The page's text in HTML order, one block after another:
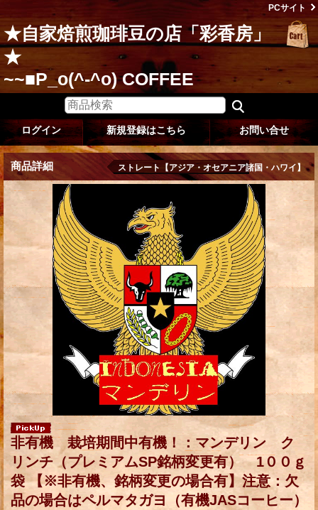
PCサイト
★自家焙煎珈琲豆の店「彩香房」
★
~~■P_o(^-^o) COFFEE
ログイン 新規登録はこちら お問い合せ
商品詳細 ストレート【アジア・オセアニア諸国・ハワイ】
非有機 栽培期間中有機！：マンデリン ク
リンチ（プレミアムSP銘柄変更有） 1００ｇ
袋 【※非有機、銘柄変更の場合有】注意：欠
品の場合はペルマタガヨ（有機JASコーヒー）